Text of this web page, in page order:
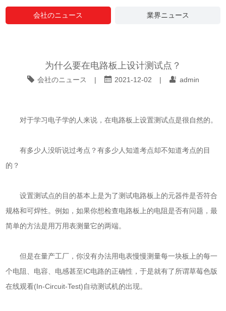
会社のニュース 業界ニュース
为什么要在电路板上设计测试点？
会社のニュース | 2021-12-02 | admin
对于学习电子学的人来说，在电路板上设置测试点是很自然的。
有多少人没听说过考点？有多少人知道考点却不知道考点的目
的？
设置测试点的目的基本上是为了测试电路板上的元器件是否符合
规格和可焊性。例如，如果你想检查电路板上的电阻是否有问题，最
简单的方法是用万用表测量它的两端。
但是在量产工厂，你没有办法用电表慢慢测量每一块板上的每一
个电阻、电容、电感甚至IC电路的正确性，于是就有了所谓草莓色版
在线观看(In-Circuit-Test)自动测试机的出现。